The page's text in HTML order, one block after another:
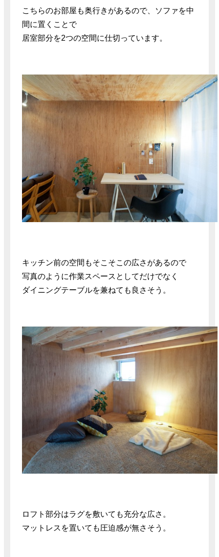
こちらのお部屋も奥行きがあるので、ソファを中
間に置くことで
居室部分を2つの空間に仕切っています。
キッチン前の空間もそこそこの広さがあるので
写真のように作業スペースとしてだけでなく
ダイニングテーブルを兼ねても良さそう。
ロフト部分はラグを敷いても充分な広さ。
マットレスを置いても圧迫感が無さそう。